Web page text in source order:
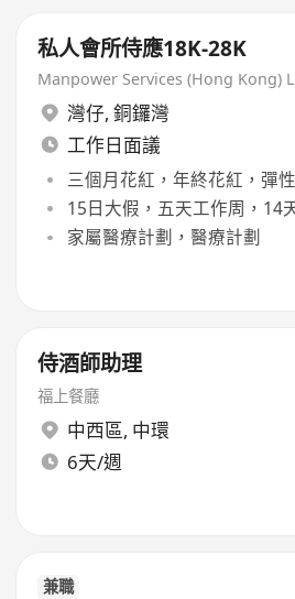
私人會所侍應18K-28K
Manpower Services (Hong Kong)
灣仔, 銅鑼灣
工作日面議
三個月花紅，年終花紅，彈
15日大假，五天工作周，14
家屬醫療計劃，醫療計劃
侍酒師助理
​福上餐廳
中西區, 中環
6天/週
兼職